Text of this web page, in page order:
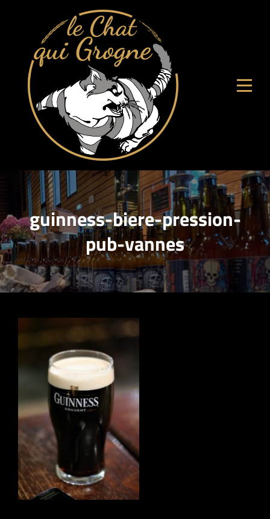
contenu
guinness-biere-pression-
pub-vannes
Navigation
de
l’article